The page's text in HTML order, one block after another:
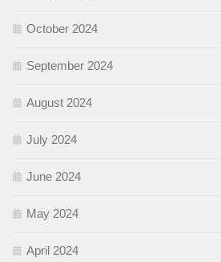
October 2024
September 2024
August 2024
July 2024
June 2024
May 2024
April 2024